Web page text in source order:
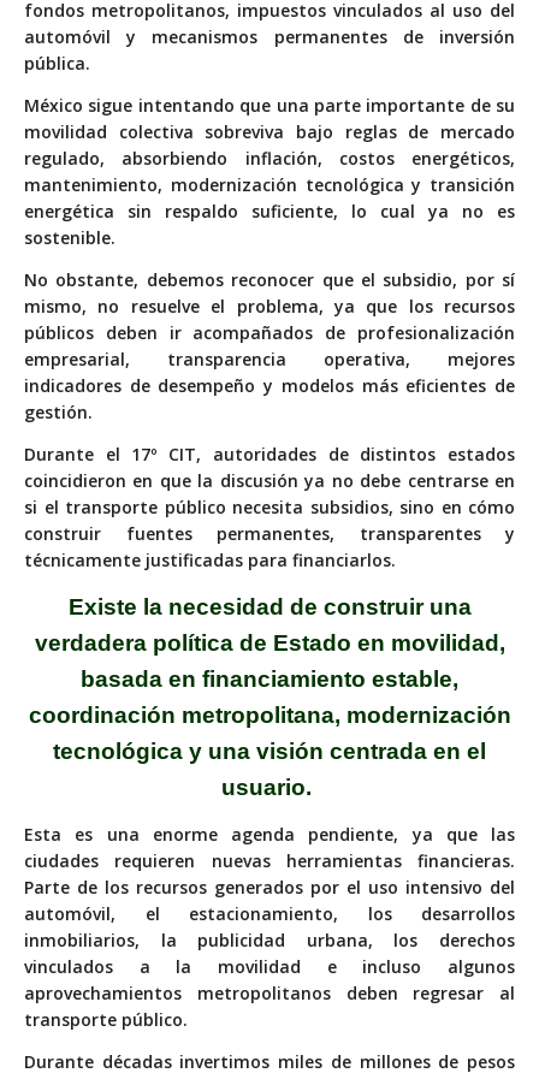
fondos metropolitanos, impuestos vinculados al uso del
automóvil y mecanismos permanentes de inversión
pública.
México sigue intentando que una parte importante de su
movilidad colectiva sobreviva bajo reglas de mercado
regulado, absorbiendo inflación, costos energéticos,
mantenimiento, modernización tecnológica y transición
energética sin respaldo suficiente, lo cual ya no es
sostenible.
No obstante, debemos reconocer que el subsidio, por sí
mismo, no resuelve el problema, ya que los recursos
públicos deben ir acompañados de profesionalización
empresarial, transparencia operativa, mejores
indicadores de desempeño y modelos más eficientes de
gestión.
Durante el 17º CIT, autoridades de distintos estados
coincidieron en que la discusión ya no debe centrarse en
si el transporte público necesita subsidios, sino en cómo
construir fuentes permanentes, transparentes y
técnicamente justificadas para financiarlos.
Existe la necesidad de construir una
verdadera política de Estado en movilidad,
basada en financiamiento estable,
coordinación metropolitana, modernización
tecnológica y una visión centrada en el
usuario.
Esta es una enorme agenda pendiente, ya que las
ciudades requieren nuevas herramientas financieras.
Parte de los recursos generados por el uso intensivo del
automóvil, el estacionamiento, los desarrollos
inmobiliarios, la publicidad urbana, los derechos
vinculados a la movilidad e incluso algunos
aprovechamientos metropolitanos deben regresar al
transporte público.
Durante décadas invertimos miles de millones de pesos